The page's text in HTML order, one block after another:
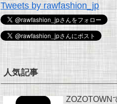
Tweets by rawfashion_jp
人気記事
ZOZOTOWN